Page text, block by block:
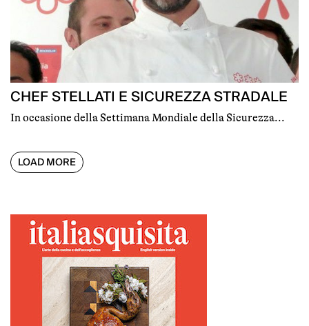
CHEF STELLATI E SICUREZZA STRADALE
In occasione della Settimana Mondiale della Sicurezza...
LOAD MORE